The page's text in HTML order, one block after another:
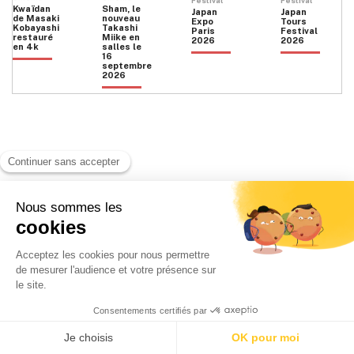
Kwaïdan
de Masaki
Kobayashi
restauré
en 4k
Sham, le
nouveau
Takashi
Miike en
salles le
16
septembre
2026
Japan
Expo
Paris
2026
Japan
Tours
Festival
2026
POLITIQUE DE CONFIDENTIALITÉ 日本語